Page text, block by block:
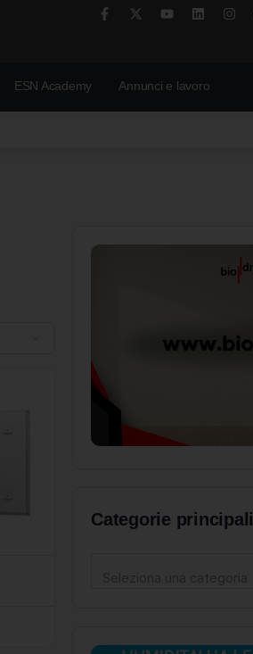
ESN Academy Annunci e lavoro
Categorie principali